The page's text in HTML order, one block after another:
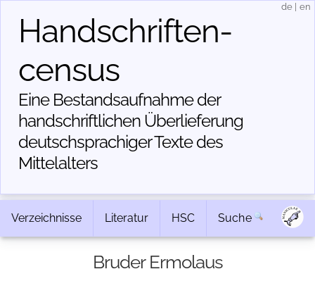
Handschriften­
census
Eine Bestandsaufnahme der
handschriftlichen Über­lieferung
deutschsprachiger Texte des
Mittelalters
de en
Verzeichnisse Literatur HSC Suche
Bruder Ermolaus